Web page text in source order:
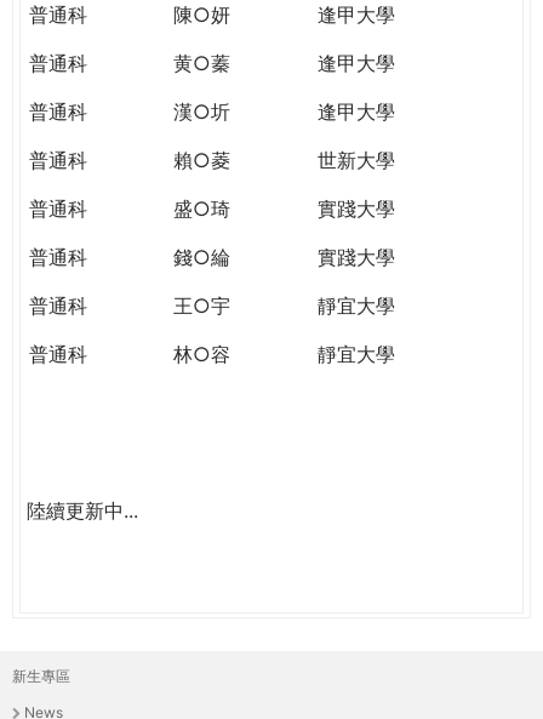
普通科
陳○妍
逢甲大學
普通科
黄○蓁
逢甲大學
普通科
漢○圻
逢甲大學
普通科
賴○菱
世新大學
普通科
盛○琦
實踐大學
普通科
錢○綸
實踐大學
普通科
王○宇
靜宜大學
普通科
林○容 靜宜大學
陸續更新中...
主
新生專區
News